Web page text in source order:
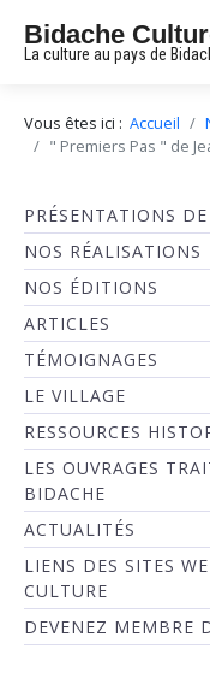
Bidache
La culture au pays de
Vous êtes ici : Accueil
" Premiers Pas " de
PRÉSENTATIONS
NOS RÉALISATIONS
NOS ÉDITIONS
ARTICLES
TÉMOIGNAGES
LE VILLAGE
RESSOURCES
LES OUVRAGES
BIDACHE
ACTUALITÉS
LIENS DES SITES
CULTURE
DEVENEZ MEMBRE